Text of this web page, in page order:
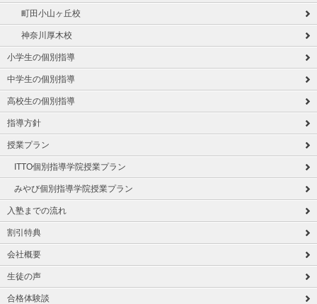
町田小山ヶ丘校
神奈川厚木校
小学生の個別指導
中学生の個別指導
高校生の個別指導
指導方針
授業プラン
ITTO個別指導学院授業プラン
みやび個別指導学院授業プラン
入塾までの流れ
割引特典
会社概要
生徒の声
合格体験談